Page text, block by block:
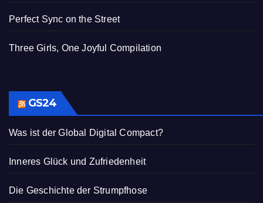
Perfect Sync on the Street
Three Girls, One Joyful Compilation
GS24
Was ist der Global Digital Compact?
Inneres Glück und Zufriedenheit
Die Geschichte der Strumpfhose